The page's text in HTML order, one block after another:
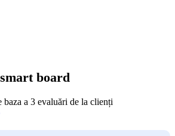
board
baza a 3 evaluări de la clienți